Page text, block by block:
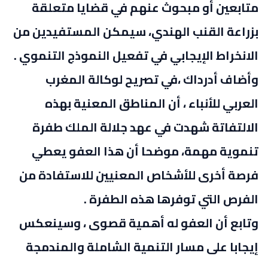
متابعين أو مبحوث عنهم في قضايا متعلقة
بزراعة القنب الهندي، سيمكن المستفيدين من
الانخراط الإيجابي في تفعيل النموذج التنموي .
وأضاف أدرداك ،في تصريح لوكالة المغرب
العربي للأنباء ، أن المناطق المعنية بهذه
الالتفاتة شهدت في عهد جلالة الملك طفرة
تنموية مهمة، موضحا أن هذا العفو يعطي
فرصة أخرى للأشخاص المعنيين للاستفادة من
الفرص التي توفرها هذه الطفرة .
وتابع أن العفو له أهمية قصوى ، وسينعكس
إيجابا على مسار التنمية الشاملة والمندمجة